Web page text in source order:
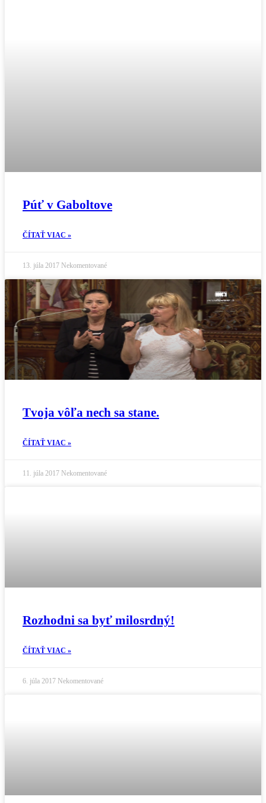
Púť v Gaboltove
ČÍTAŤ VIAC »
13. júla 2017 Nekomentované
Tvoja vôľa nech sa stane.
ČÍTAŤ VIAC »
11. júla 2017 Nekomentované
Rozhodni sa byť milosrdný!
ČÍTAŤ VIAC »
6. júla 2017 Nekomentované